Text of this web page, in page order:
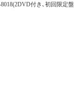
8018(2DVD付き､初回限定